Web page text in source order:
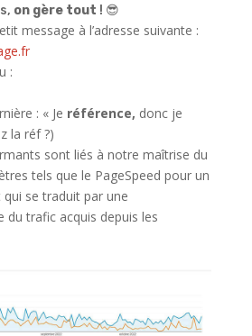
on gère tout ! 😎
message à l’adresse suivante :
:
: « Je référence, donc je
la réf ?)
sont liés à notre maîtrise du
tels que le PageSpeed pour un
se traduit par une
du trafic acquis depuis les